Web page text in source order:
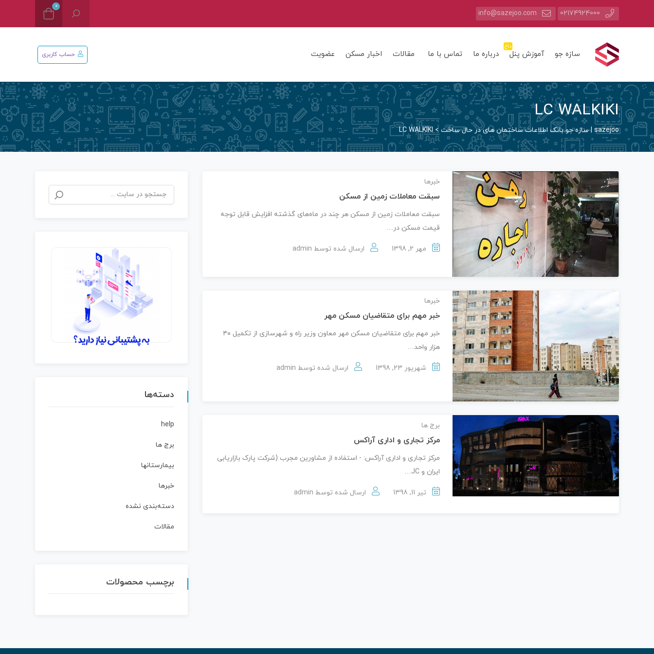
02174924000
info@sazejoo.com
0
سازه جو آموزش پنل
داغ
درباره ما تماس با ما مقالات اخبار مسکن عضویت حساب کاربری
LC WALKIKI
sazejoo | سازه جو بانک اطلاعات ساختمان های در حال ساخت >
LC WALKIKI
خبرها
سبقت معاملات زمین از مسکن
سبقت معاملات زمین از مسکن هر چند در ماه‌های گذشته افزایش قابل توجه
قیمت مسکن در…
مهر 2, 1398 ارسال شده توسط admin
خبرها
خبر مهم برای متقاضیان مسکن مهر
خبر مهم برای متقاضیان مسکن مهر معاون وزیر راه و شهرسازی از تکمیل ۴۰
هزار واحد…
شهریور 23, 1398 ارسال شده توسط admin
برج ها
مرکز تجاری و اداری آراکس
مرکز تجاری و اداری آراکس: - استفاده از مشاورین مجرب (شرکت پارک بازاریابی
ایران و JC…
تیر 11, 1398 ارسال شده توسط admin
دسته‌ها
help
برج ها
بیمارستانها
خبرها
دسته‌بندی نشده
مقالات
برچسب محصولات